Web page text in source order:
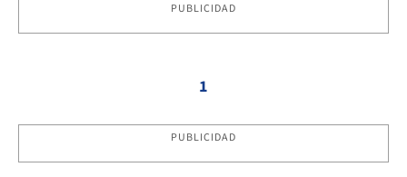
PUBLICIDAD
1
PUBLICIDAD